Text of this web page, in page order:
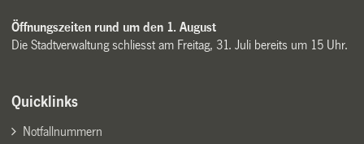
Öffnungszeiten rund um den 1. August
Die Stadtverwaltung schliesst am Freitag, 31. Juli bereits um 15 Uhr.
Quicklinks
Notfallnummern